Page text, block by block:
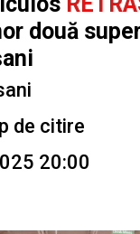
două
de citire
20:00